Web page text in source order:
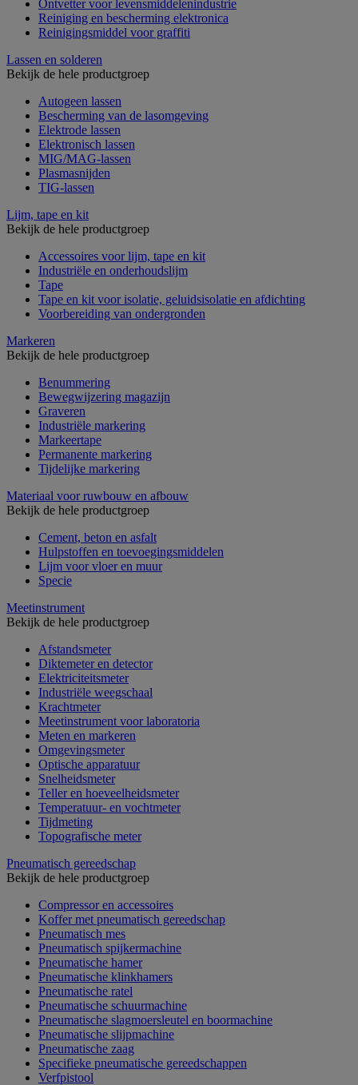
Ontvetter voor levensmiddelenindustrie
Reiniging en bescherming elektronica
Reinigingsmiddel voor graffiti
Lassen en solderen
Bekijk de hele productgroep
Autogeen lassen
Bescherming van de lasomgeving
Elektrode lassen
Elektronisch lassen
MIG/MAG-lassen
Plasmasnijden
TIG-lassen
Lijm, tape en kit
Bekijk de hele productgroep
Accessoires voor lijm, tape en kit
Industriële en onderhoudslijm
Tape
Tape en kit voor isolatie, geluidsisolatie en afdichting
Voorbereiding van ondergronden
Markeren
Bekijk de hele productgroep
Benummering
Bewegwijzering magazijn
Graveren
Industriële markering
Markeertape
Permanente markering
Tijdelijke markering
Materiaal voor ruwbouw en afbouw
Bekijk de hele productgroep
Cement, beton en asfalt
Hulpstoffen en toevoegingsmiddelen
Lijm voor vloer en muur
Specie
Meetinstrument
Bekijk de hele productgroep
Afstandsmeter
Diktemeter en detector
Elektriciteitsmeter
Industriële weegschaal
Krachtmeter
Meetinstrument voor laboratoria
Meten en markeren
Omgevingsmeter
Optische apparatuur
Snelheidsmeter
Teller en hoeveelheidsmeter
Temperatuur- en vochtmeter
Tijdmeting
Topografische meter
Pneumatisch gereedschap
Bekijk de hele productgroep
Compressor en accessoires
Koffer met pneumatisch gereedschap
Pneumatisch mes
Pneumatisch spijkermachine
Pneumatische hamer
Pneumatische klinkhamers
Pneumatische ratel
Pneumatische schuurmachine
Pneumatische slagmoersleutel en boormachine
Pneumatische slijpmachine
Pneumatische zaag
Specifieke pneumatische gereedschappen
Verfpistool